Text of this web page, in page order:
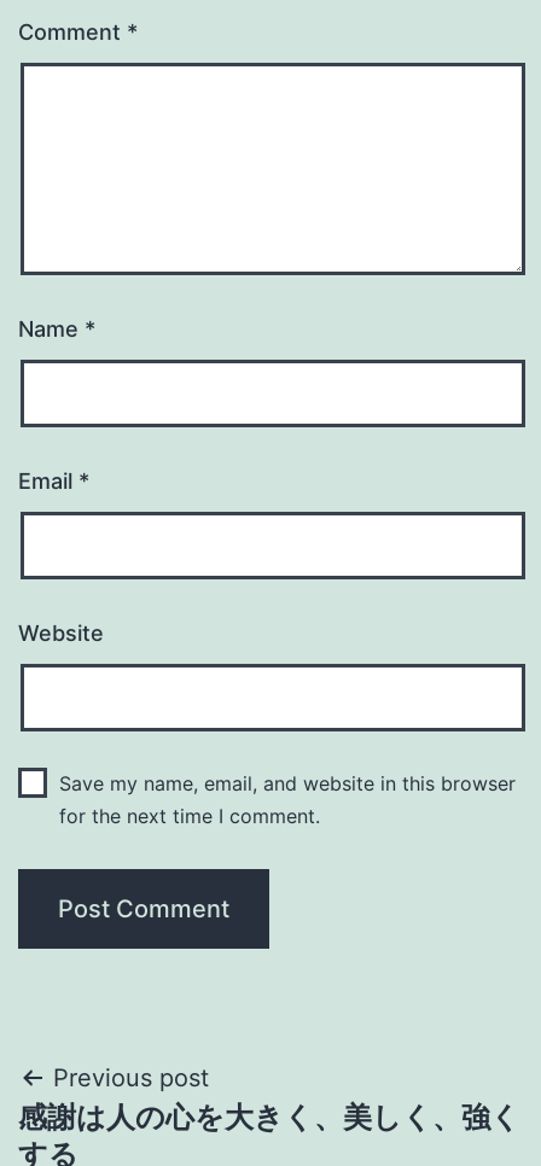
Comment *
Name *
Email *
Website
Save my name, email, and website in this browser
for the next time I comment.
Post
navigation
Previous post
感謝は人の心を大きく、美しく、強く
する